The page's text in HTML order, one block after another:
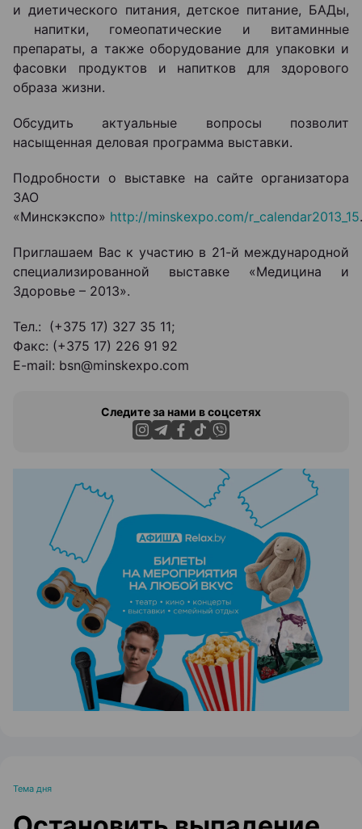
и диетического питания, детское питание, БАДы,
напитки, гомеопатические и витаминные
препараты, а также оборудование для упаковки и
фасовки продуктов и напитков для здорового
образа жизни.
Обсудить актуальные вопросы позволит
насыщенная деловая программа выставки.
Подробности о выставке на сайте организатора
ЗАО
«Минскэкспо» http://minskexpo.com/r_calendar2013_15.
Приглашаем Вас к участию в 21-й международной
специализированной выставке «Медицина и
Здоровье – 2013».
Тел.: (+375 17) 327 35 11;
Факс: (+375 17) 226 91 92
E-mail: bsn@minskexpo.com
Следите за нами в соцсетях
ЭФФЕКТИВНАЯ РЕКЛАМА НА САЙТЕ
Тема дня